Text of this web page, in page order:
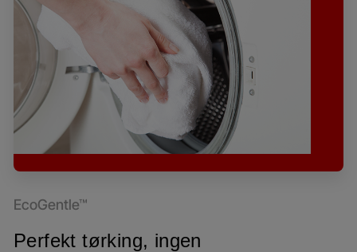
EcoGentle™
Perfekt tørking, ingen